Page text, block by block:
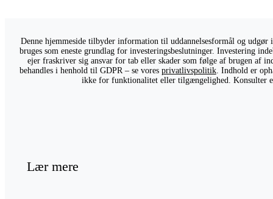
Denne hjemmeside tilbyder information til uddannelsesformål og
bruges som eneste grundlag for investeringsbeslutninger. Investering
ejer fraskriver sig ansvar for tab eller skader som følge af brugen af
behandles i henhold til GDPR – se vores privatlivspolitik. Indhold er
ikke for funktionalitet eller tilgængelighed. Konsulter
Lær mere